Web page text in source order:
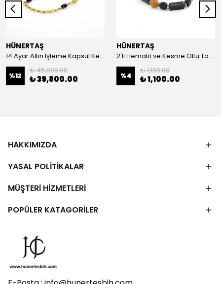
HÜNERTAŞ
14 Ayar Altın İşleme Kapsül Kesim Oltu Taşı Tespih
%12
₺ 45,000.00
₺ 39,800.00
HÜNERTAŞ
2'li Hematit ve Kesme Oltu Taşı Bileklik
%4
₺ 1,150.00
₺ 1,100.00
HAKKIMIZDA
YASAL POLİTİKALAR
MÜŞTERİ HİZMETLERİ
POPÜLER KATAGORİLER